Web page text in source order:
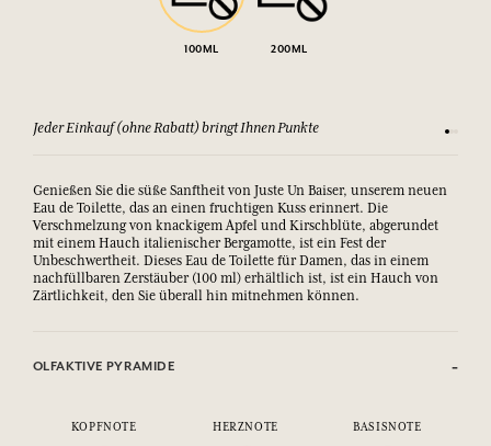
100ML 200ML
Jeder Einkauf (ohne Rabatt) bringt Ihnen Punkte Sehen
Genießen Sie die süße Sanftheit von Juste Un Baiser, unserem neuen
Eau de Toilette, das an einen fruchtigen Kuss erinnert. Die
Verschmelzung von knackigem Apfel und Kirschblüte, abgerundet
mit einem Hauch italienischer Bergamotte, ist ein Fest der
Unbeschwertheit. Dieses Eau de Toilette für Damen, das in einem
nachfüllbaren Zerstäuber (100 ml) erhältlich ist, ist ein Hauch von
Zärtlichkeit, den Sie überall hin mitnehmen können.
OLFAKTIVE PYRAMIDE
KOPFNOTE HERZNOTE BASISNOTE